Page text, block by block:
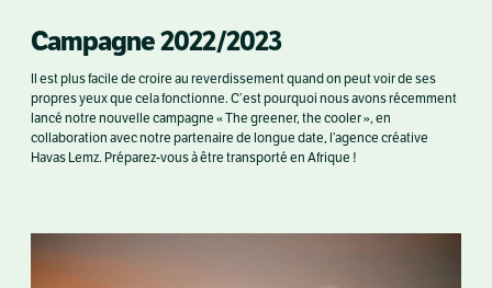
Campagne 2022/2023
Il est plus facile de croire au reverdissement quand on peut voir de ses
propres yeux que cela fonctionne. C’est pourquoi nous avons récemment
lancé notre nouvelle campagne « The greener, the cooler », en
collaboration avec notre partenaire de longue date, l’agence créative
Havas Lemz. Préparez-vous à être transporté en Afrique !